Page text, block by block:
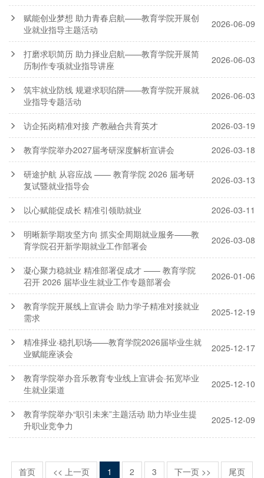
赋能创业梦想 助力青春启航——教育学院开展创
业就业指导主题活动
2026-06-09
打磨求职简历 助力择业启航——教育学院开展简
历制作专项就业指导讲座
2026-06-03
筑牢就业防线 规避求职陷阱——教育学院开展就
业指导专题活动
2026-06-03
访企拓岗精准对接 产教融合共育英才 2026-03-19
教育学院举办2027届考研深度解析宣讲会 2026-03-18
研途护航 从容应战 —— 教育学院 2026 届考研
复试暨就业指导会
2026-03-13
以心赋能促成长 精准引领助就业 2026-03-11
明晰新学期攻坚方向 抓实全周期就业服务——教
育学院召开新学期就业工作部署会
2026-03-08
凝心聚力稳就业 精准部署促成才 —— 教育学院
召开 2026 届毕业生就业工作专题部署会
2026-01-06
教育学院开展线上宣讲会 助力学子精准对接就业
需求
2025-12-19
精准择业·稳扎职场——教育学院2026届毕业生就
业赋能座谈会
2025-12-17
教育学院举办音乐教育专业线上宣讲会·拓宽毕业
生就业渠道
2025-12-10
教育学院举办“职引未来”主题活动 助力毕业生提
升职业竞争力
2025-12-09
首页 << 上一页 1 2 3 下一页 >> 尾页